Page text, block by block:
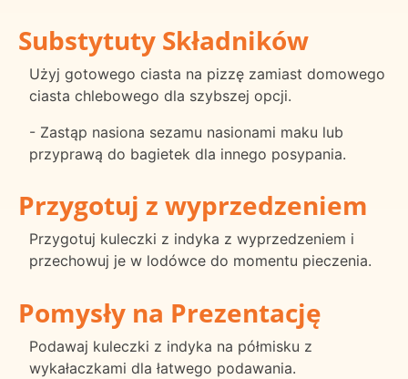
Substytuty Składników
Użyj gotowego ciasta na pizzę zamiast domowego
ciasta chlebowego dla szybszej opcji.
- Zastąp nasiona sezamu nasionami maku lub
przyprawą do bagietek dla innego posypania.
Przygotuj z wyprzedzeniem
Przygotuj kuleczki z indyka z wyprzedzeniem i
przechowuj je w lodówce do momentu pieczenia.
Pomysły na Prezentację
Podawaj kuleczki z indyka na półmisku z
wykałaczkami dla łatwego podawania.